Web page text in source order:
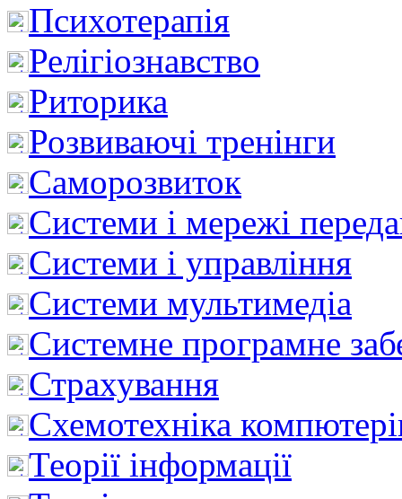
Психотерапія
Релігіознавство
Риторика
Розвиваючі тренінги
Саморозвиток
Системи і мережі
Системи і управління
Системи мультимедіа
Системне програмне
Страхування
Схемотехніка
Теорії інформації